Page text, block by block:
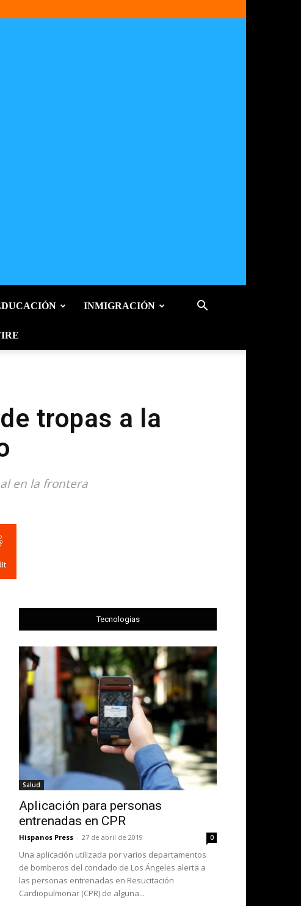
INMIGRACIÓN
tropas a la
en la frontera
Tecnologias
Salud
Aplicación para personas
entrenadas en CPR
Hispanos Press - 27 de abril de 2019 0
Una aplicación utilizada por varios departamentos
de bomberos del condado de Los Ángeles alerta a
las personas entrenadas en Resucitación
Cardiopulmonar (CPR) de alguna...